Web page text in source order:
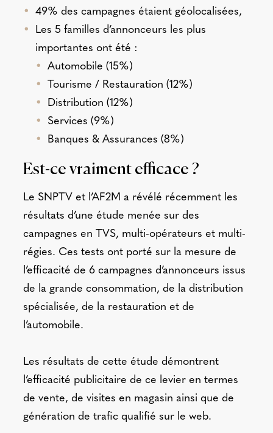
49% des campagnes étaient géolocalisées,
Les 5 familles d’annonceurs les plus
importantes ont été :
Automobile (15%)
Tourisme / Restauration (12%)
Distribution (12%)
Services (9%)
Banques & Assurances (8%)
Est-ce vraiment efficace ?
Le SNPTV et l’AF2M a révélé récemment les
résultats d’une étude menée sur des
campagnes en TVS, multi-opérateurs et multi-
régies. Ces tests ont porté sur la mesure de
l’efficacité de 6 campagnes d’annonceurs issus
de la grande consommation, de la distribution
spécialisée, de la restauration et de
l’automobile.
Les résultats de cette étude démontrent
l’efficacité publicitaire de ce levier en termes
de vente, de visites en magasin ainsi que de
génération de trafic qualifié sur le web.